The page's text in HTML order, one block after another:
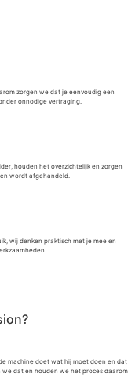
zorgen we dat je eenvoudig een
onnodige vertraging.
houden het overzichtelijk en zorgen
wordt afgehandeld.
wij denken praktisch met je mee en
machine doet wat hij moet doen en dat
dat en houden we het proces daarom